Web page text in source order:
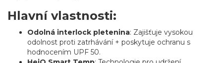
Hlavní vlastnosti:
Odolná interlock pletenina: Zajišťuje vysokou
odolnost proti zatrhávání + poskytuje ochranu s
hodnocením UPF 50.